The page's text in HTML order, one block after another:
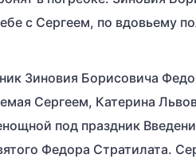
с Сергеем, по вдовьему
Зиновия Борисовича
Сергеем, Катерина
под праздник
Федора Стратилата.